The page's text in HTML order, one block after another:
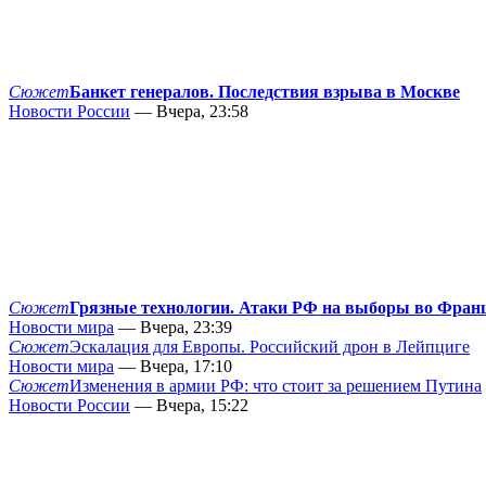
СюжетБанкет генералов. Последствия взрыва в Москве
Новости России — Вчера, 23:58
СюжетГрязные технологии. Атаки РФ на выборы во
Новости мира — Вчера, 23:39
СюжетЭскалация для Европы. Российский дрон в Лейпциге
Новости мира — Вчера, 17:10
СюжетИзменения в армии РФ: что стоит за решением Путина
Новости России — Вчера, 15:22